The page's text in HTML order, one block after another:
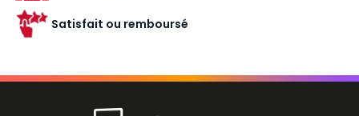
Satisfait ou remboursé